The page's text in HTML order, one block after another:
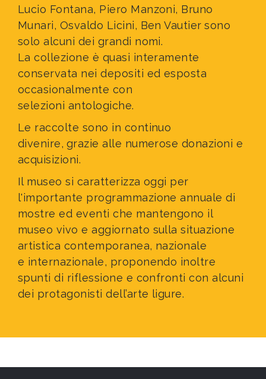
Lucio Fontana, Piero Manzoni, Bruno
Munari, Osvaldo Licini, Ben Vautier sono
solo alcuni dei grandi nomi.
La collezione è quasi interamente
conservata nei depositi ed esposta
occasionalmente con
selezioni antologiche.
Le raccolte sono in continuo
divenire, grazie alle numerose donazioni e
acquisizioni.
Il museo si caratterizza oggi per
l'importante programmazione annuale di
mostre ed eventi che mantengono il
museo vivo e aggiornato sulla situazione
artistica contemporanea, nazionale
e internazionale, proponendo inoltre
spunti di riflessione e confronti con alcuni
dei protagonisti dell’arte ligure.